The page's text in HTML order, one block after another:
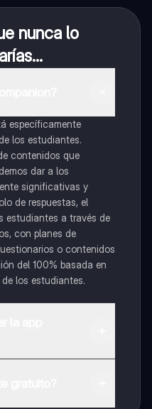
nunca lo
específicamente
los estudiantes.
contenidos que
dar a los
significativas y
de respuestas, el
estudiantes a través de
con planes de
o contenidos
del 100% basada en
los estudiantes.